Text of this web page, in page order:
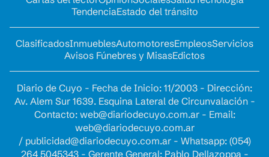
TendenciaEstado del tránsito
ClasificadosInmueblesAutomotoresEmpleosServicios
Avisos Fúnebres y MisasEdictos
Diario de Cuyo - Fecha de Inicio: 11/2003 - Dirección:
Av. Alem Sur 1639. Esquina Lateral de Circunvalación -
Contacto: web@diariodecuyo.com.ar- Email:
web@diariodecuyo.com.ar
/ publicidad@diariodecuyo.com.ar- Whatsapp: (054)
264 5045343 - Gerente General: Pablo Dellazoppa -